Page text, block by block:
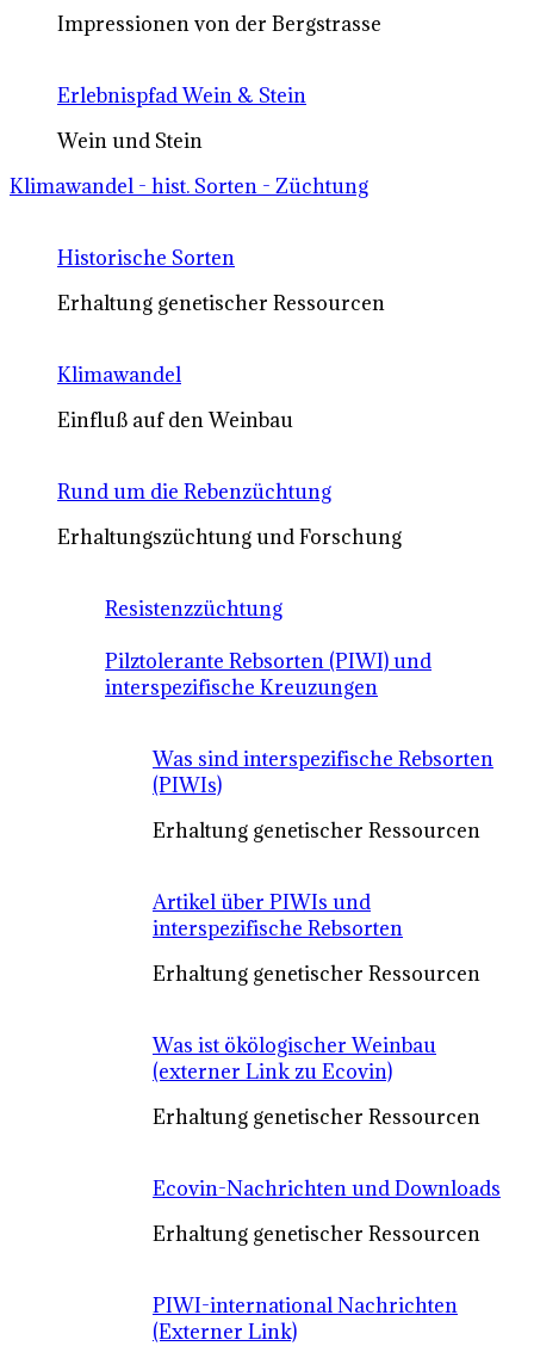
Impressionen von der Bergstrasse
Erlebnispfad Wein & Stein
Wein und Stein
Klimawandel - hist. Sorten - Züchtung
Historische Sorten
Erhaltung genetischer Ressourcen
Klimawandel
Einfluß auf den Weinbau
Rund um die Rebenzüchtung
Erhaltungszüchtung und Forschung
Resistenzzüchtung
Pilztolerante Rebsorten (PIWI) und
interspezifische Kreuzungen
Was sind interspezifische Rebsorten
(PIWIs)
Erhaltung genetischer Ressourcen
Artikel über PIWIs und
interspezifische Rebsorten
Erhaltung genetischer Ressourcen
Was ist ökölogischer Weinbau
(externer Link zu Ecovin)
Erhaltung genetischer Ressourcen
Ecovin-Nachrichten und Downloads
Erhaltung genetischer Ressourcen
PIWI-international Nachrichten
(Externer Link)